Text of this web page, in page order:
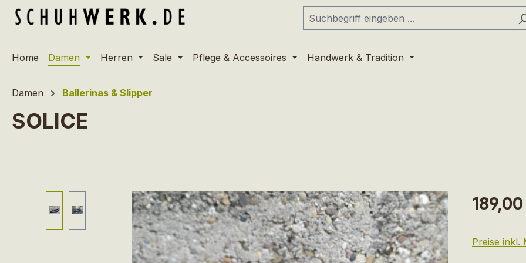
Hauptinhalt springen
Zur Suche springen
Zur Hauptnavigation springen
Home Damen Herren Sale Pflege & Accessoires Handwerk & Tradition
Damen Ballerinas & Slipper
SOLICE
Regulärer
Preise inkl.